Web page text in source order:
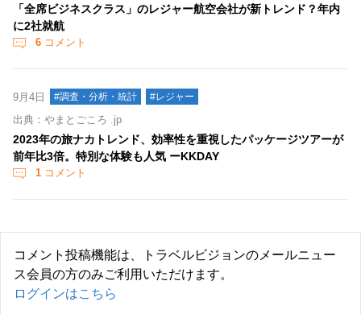
「全席ビジネスクラス」のレジャー航空会社が新トレンド？年内
に2社就航
6 コメント
9月4日 #調査・分析・統計 #レジャー
出典：やまとごころ .jp
2023年の旅ナカトレンド、効率性を重視したパッケージツアーが
前年比3倍。特別な体験も人気 ーKKDAY
1 コメント
コメント投稿機能は、トラベルビジョンのメールニュー
ス会員の方のみご利用いただけます。
ログインはこちら